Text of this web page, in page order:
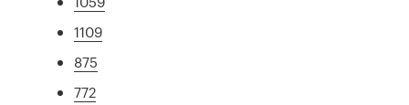
1109
875
772